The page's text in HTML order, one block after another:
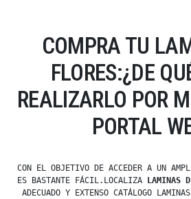
COMPRA TU
FLORES:¿DE
REALIZARLO POR
PORTAL
CON EL OBJETIVO DE ACCEDER A UN
ES BASTANTE FÁCIL.LOCALIZA
LAMINAS
ADECUADO Y EXTENSO CATÁLOGO